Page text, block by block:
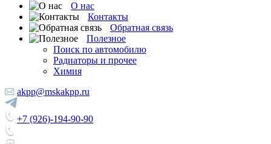
О нас
Контакты
Обратная связь
Полезное
Поиск по автомобилю
Радиаторы и прочее
Химия
akpp@mskakpp.ru
+7 (926)-194-90-90